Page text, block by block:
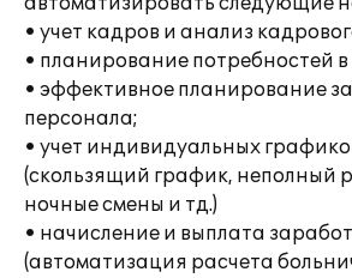
• учет кадров и анализ
• планирование потребностей
• эффективное планирование
персонала;
• учет индивидуальных
(скользящий график, неполный
ночные смены и тд.)
• начисление и выплата
(автоматизация расчета